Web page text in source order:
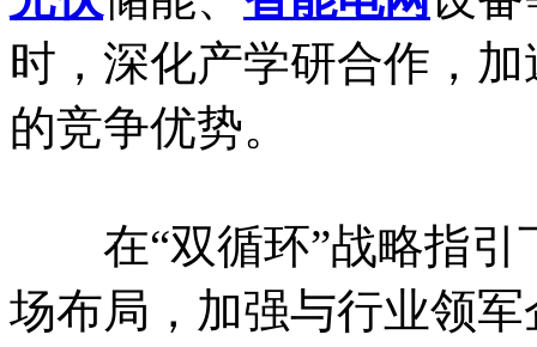
时，深化产学研合作，
的竞争优势。
在“双循环”战略指引
场布局，加强与行业领